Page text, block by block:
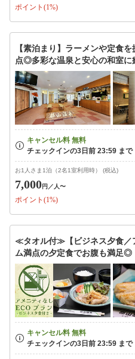
ポイント(1%)
【素泊まり】ラーメンや定食
点◎多彩な温泉と安心の和室に
お1人さま1泊（2名1室利用時） (税込)
7,000円 ／人〜
ポイント(1%)
≪タオル付≫【ビジネス夕食／
ム満点の夕定食でお腹も満足◎